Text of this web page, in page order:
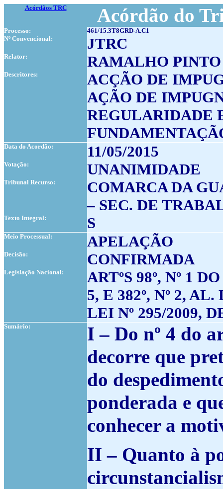
Acórdãos TRC Acórdão do
Processo:
461/15.3T8GRD-A.C1
Nº Convencional:
JTRC
Relator: RAMALHO PINTO
Descritores:
ACÇÃO DE
AÇÃO DE
REGULARIDADE
Data do Acordão: 11/05/2015
Votação: UNANIMIDADE
Tribunal Recurso:
COMARCA DA
– SEC. DE
Texto Integral: S
Meio Processual: APELAÇÃO
Decisão: CONFIRMADA
Legislação Nacional:
ARTºS 98º, Nº 1
5, E 382º, Nº 2,
LEI Nº 295/2009,
Sumário: I – Do nº 4 do
decorre que
do
ponderada e
conhecer a
II – Quanto à